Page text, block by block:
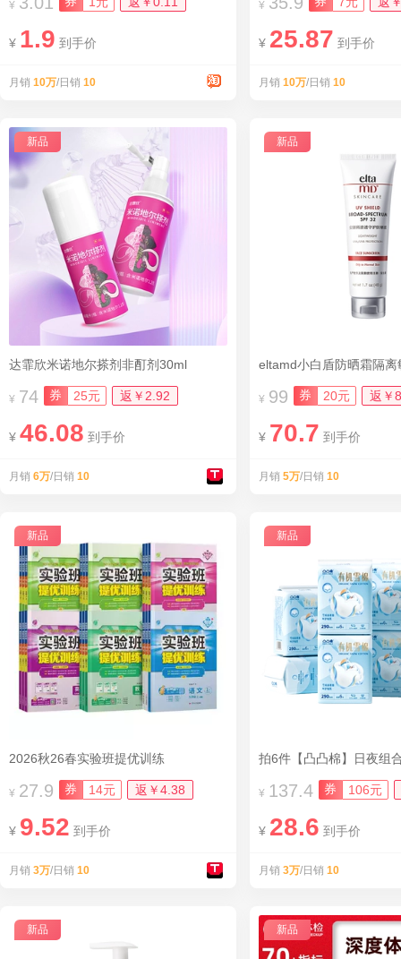
¥
¥ 1.9 到手价
月销 10万/日销 10
¥
¥ 25.87 到手价
月销 10万/日销 10
新品
达霏欣米诺地尔搽剂非酊剂30ml
¥ 74 券 25元 返￥2.92
¥ 46.08 到手价
月销 6万/日销 10
新品
¥ 99 券 20元 返￥
¥ 70.7 到手价
月销 5万/日销 10
新品
2026秋26春实验班提优训练
¥ 27.9 券 14元 返￥4.38
¥ 9.52 到手价
月销 3万/日销 10
新品
拍6件【凸凸棉】日夜组
¥ 137.4 券 106元
¥ 28.6 到手价
月销 3万/日销 10
新品 新品